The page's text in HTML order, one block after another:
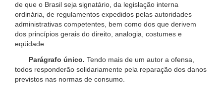
de que o Brasil seja signatário, da legislação interna
ordinária, de regulamentos expedidos pelas autoridades
administrativas competentes, bem como dos que derivem
dos princípios gerais do direito, analogia, costumes e
eqüidade.
Parágrafo único. Tendo mais de um autor a ofensa,
todos responderão solidariamente pela reparação dos danos
previstos nas normas de consumo.